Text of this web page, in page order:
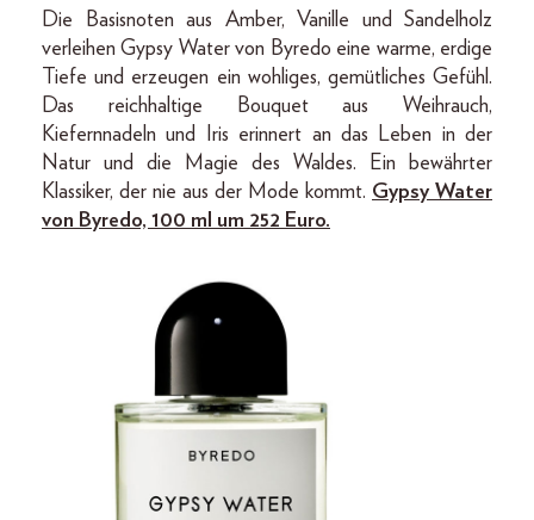
Die Basisnoten aus Amber, Vanille und Sandelholz
verleihen Gypsy Water von Byredo eine warme, erdige
Tiefe und erzeugen ein wohliges, gemütliches Gefühl.
Das reichhaltige Bouquet aus Weihrauch,
Kiefernnadeln und Iris erinnert an das Leben in der
Natur und die Magie des Waldes. Ein bewährter
Klassiker, der nie aus der Mode kommt. Gypsy Water
von Byredo, 100 ml um 252 Euro.